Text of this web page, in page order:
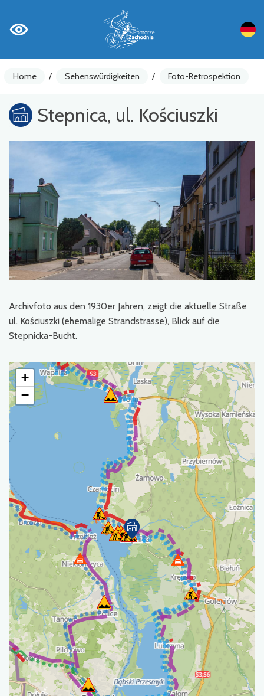
Home / Sehenswürdigkeiten / Foto-Retrospektion
Stepnica, ul. Kościuszki
Archivfoto aus den 1930er Jahren, zeigt die aktuelle Straße
ul. Kościuszki (ehemalige Strandstrasse), Blick auf die
Stepnicka-Bucht.
+
−